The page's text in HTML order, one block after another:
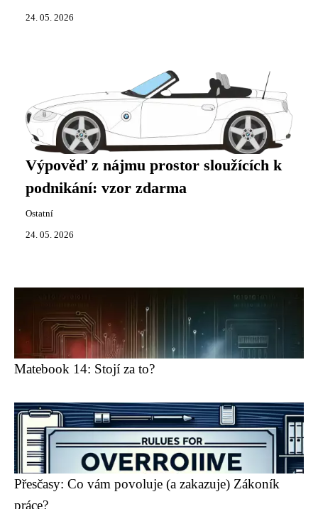
24. 05. 2026
Výpověď z nájmu prostor sloužících k
podnikání: vzor zdarma
Ostatní
24. 05. 2026
Matebook 14: Stojí za to?
Přesčasy: Co vám povoluje (a zakazuje) Zákoník
práce?